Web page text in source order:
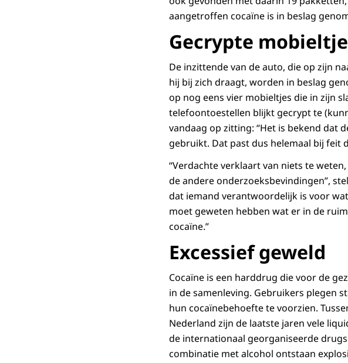
aangetroffen cocaïne is in beslag
Gecrypte
De inzittende van de auto, die op zijn
hij bij zich draagt, worden in beslag
op nog eens vier mobieltjes die in zijn
telefoontoestellen blijkt gecrypt te
vandaag op zitting: “Het is bekend dat
gebruikt. Dat past dus helemaal bij feit
“Verdachte verklaart van niets te
de andere onderzoeksbevindingen”,
dat iemand verantwoordelijk is voor
moet geweten hebben wat er in de
cocaïne.”
Excessief geweld
Cocaïne is een harddrug die voor de
in de samenleving. Gebruikers plegen
hun cocaïnebehoefte te voorzien.
Nederland zijn de laatste jaren vele
de internationaal georganiseerde
combinatie met alcohol ontstaan